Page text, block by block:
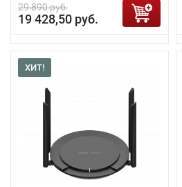
29 890 руб.
19 428,50 руб.
ХИТ!